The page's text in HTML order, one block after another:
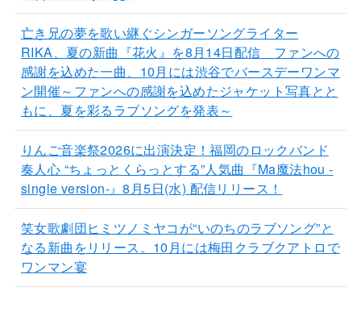
亡き兄の夢を歌い継ぐシンガーソングライター
RIKA、夏の新曲『花火』を8月14日配信 ファンへの
感謝を込めた一曲、10月には渋谷でバースデーワンマ
ン開催～ファンへの感謝を込めたジャケット写真とと
もに、夏を彩るラブソングを発表～
りんご音楽祭2026に出演決定！福岡のロックバンド
奏人心 “ちょっとくらっとする”人気曲『Ma魔法hou -
single version-』8月5日(水) 配信リリース！
笑女歌劇団ヒミツノミヤコが“いのちのラブソング”と
なる新曲をリリース。10月には梅田クラブクアトロで
ワンマン宴